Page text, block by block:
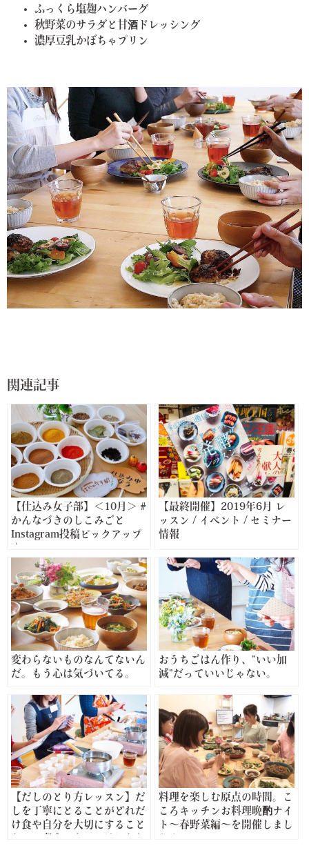
ふっくら塩麹ハンバーグ
秋野菜のサラダと甘酒ドレッシング
濃厚豆乳かぼちゃプリン
関連記事
【仕込み女子部】＜10月＞ #
かんなづきのしこみごと
Instagram投稿ピックアップ
【最終開催】2019年6月 レ
ッスン / イベント / セミナー
情報
変わらないものなんてないん
だ。もう心は気づいてる。
おうちごはん作り、”いい加
減”だっていいじゃない。
【だしのとり方レッスン】だ
しを丁寧にとることがどれだ
け食や自分を大切にすること
料理を楽しむ原点の時間。こ
ころキッチンお料理晩酌ナイ
ト〜春野菜編〜を開催しまし